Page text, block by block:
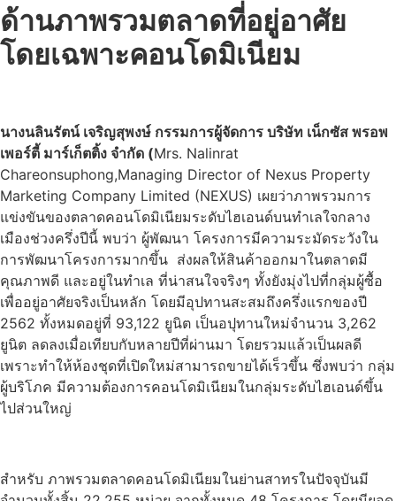
ด้านภาพรวมตลาดที่อยู่อาศัย
โดยเฉพาะคอนโดมิเนียม
นางนลินรัตน์ เจริญสุพงษ์ กรรมการผู้จัดการ บริษัท เน็กซัส พรอพ
เพอร์ตี้ มาร์เก็ตติ้ง จำกัด (Mrs. Nalinrat
Chareonsuphong,Managing Director of Nexus Property
Marketing Company Limited (NEXUS) เผยว่าภาพรวมการ
แข่งขันของตลาดคอนโดมิเนียมระดับไฮเอนด์บนทำเลใจกลาง
เมืองช่วงครึ่งปีนี้ พบว่า ผู้พัฒนา โครงการมีความระมัดระวังใน
การพัฒนาโครงการมากขึ้น ส่งผลให้สินค้าออกมาในตลาดมี
คุณภาพดี และอยู่ในทำเล ที่น่าสนใจจริงๆ ทั้งยังมุ่งไปที่กลุ่มผู้ซื้อ
เพื่ออยู่อาศัยจริงเป็นหลัก โดยมีอุปทานสะสมถึงครึ่งแรกของปี
2562 ทั้งหมดอยู่ที่ 93,122 ยูนิต เป็นอปุทานใหม่จำนวน 3,262
ยูนิต ลดลงเมื่อเทียบกับหลายปีที่ผ่านมา โดยรวมแล้วเป็นผลดี
เพราะทำให้ห้องชุดที่เปิดใหม่สามารถขายได้เร็วขึ้น ซึ่งพบว่า กลุ่ม
ผู้บริโภค มีความต้องการคอนโดมิเนียมในกลุ่มระดับไฮเอนด์ขึ้น
ไปส่วนใหญ่
สำหรับ ภาพรวมตลาดคอนโดมิเนียมในย่านสาทรในปัจจุบันมี